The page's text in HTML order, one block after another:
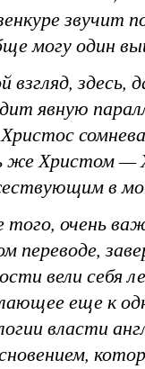
звучит
могу один
взгляд, здесь,
явную
же Христом —
в
того, очень
переводе,
вели себя
еще к
власти